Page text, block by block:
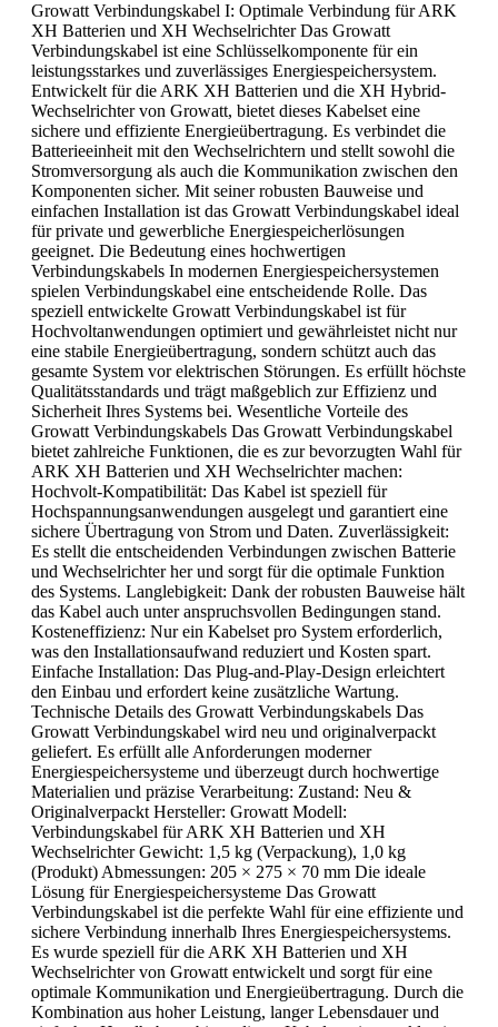
Growatt Verbindungskabel I: Optimale Verbindung für ARK
XH Batterien und XH Wechselrichter Das Growatt
Verbindungskabel ist eine Schlüsselkomponente für ein
leistungsstarkes und zuverlässiges Energiespeichersystem.
Entwickelt für die ARK XH Batterien und die XH Hybrid-
Wechselrichter von Growatt, bietet dieses Kabelset eine
sichere und effiziente Energieübertragung. Es verbindet die
Batterieeinheit mit den Wechselrichtern und stellt sowohl die
Stromversorgung als auch die Kommunikation zwischen den
Komponenten sicher. Mit seiner robusten Bauweise und
einfachen Installation ist das Growatt Verbindungskabel ideal
für private und gewerbliche Energiespeicherlösungen
geeignet. Die Bedeutung eines hochwertigen
Verbindungskabels In modernen Energiespeichersystemen
spielen Verbindungskabel eine entscheidende Rolle. Das
speziell entwickelte Growatt Verbindungskabel ist für
Hochvoltanwendungen optimiert und gewährleistet nicht nur
eine stabile Energieübertragung, sondern schützt auch das
gesamte System vor elektrischen Störungen. Es erfüllt höchste
Qualitätsstandards und trägt maßgeblich zur Effizienz und
Sicherheit Ihres Systems bei. Wesentliche Vorteile des
Growatt Verbindungskabels Das Growatt Verbindungskabel
bietet zahlreiche Funktionen, die es zur bevorzugten Wahl für
ARK XH Batterien und XH Wechselrichter machen:
Hochvolt-Kompatibilität: Das Kabel ist speziell für
Hochspannungsanwendungen ausgelegt und garantiert eine
sichere Übertragung von Strom und Daten. Zuverlässigkeit:
Es stellt die entscheidenden Verbindungen zwischen Batterie
und Wechselrichter her und sorgt für die optimale Funktion
des Systems. Langlebigkeit: Dank der robusten Bauweise hält
das Kabel auch unter anspruchsvollen Bedingungen stand.
Kosteneffizienz: Nur ein Kabelset pro System erforderlich,
was den Installationsaufwand reduziert und Kosten spart.
Einfache Installation: Das Plug-and-Play-Design erleichtert
den Einbau und erfordert keine zusätzliche Wartung.
Technische Details des Growatt Verbindungskabels Das
Growatt Verbindungskabel wird neu und originalverpackt
geliefert. Es erfüllt alle Anforderungen moderner
Energiespeichersysteme und überzeugt durch hochwertige
Materialien und präzise Verarbeitung: Zustand: Neu &
Originalverpackt Hersteller: Growatt Modell:
Verbindungskabel für ARK XH Batterien und XH
Wechselrichter Gewicht: 1,5 kg (Verpackung), 1,0 kg
(Produkt) Abmessungen: 205 × 275 × 70 mm Die ideale
Lösung für Energiespeichersysteme Das Growatt
Verbindungskabel ist die perfekte Wahl für eine effiziente und
sichere Verbindung innerhalb Ihres Energiespeichersystems.
Es wurde speziell für die ARK XH Batterien und XH
Wechselrichter von Growatt entwickelt und sorgt für eine
optimale Kommunikation und Energieübertragung. Durch die
Kombination aus hoher Leistung, langer Lebensdauer und